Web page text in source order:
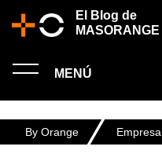
El Blog de
MASORANGE
MENÚ
By Orange Empresa